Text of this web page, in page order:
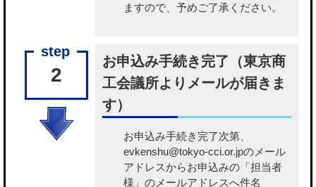
ますので、予めご了承ください。
2
お申込み手続き完了（東京商
工会議所よりメールが届きま
す）
お申込み手続き完了次第、
evkenshu@tokyo-cci.or.jpのメール
アドレスからお申込みの「担当者
様」のメールアドレスへ件名